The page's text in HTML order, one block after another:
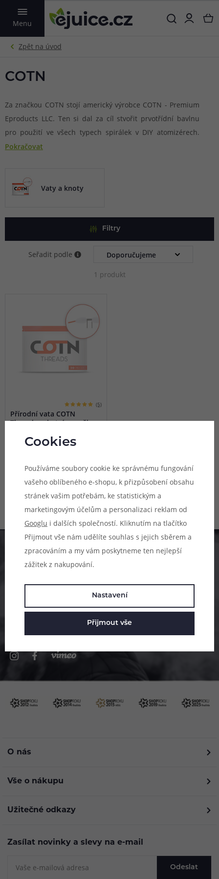
Menu
VYHLEDAT
COTN
Za značkou COTN stojí americký výrobce COTN - Premium
Eproducts LLC. Ten si dal za cíl stvořit prvotřídní bavlnu
pro použití ve všech typech spirálek v DIY atomizérech.
Produkty značky COTN vyniknou nejen naprostou čistotou
Pokračovat
Vaty a knoty
Filtry
Seřadit podle
1 produkt
(5)
Přírodní vata COTN
Threads - chytré proužky
koncovka s průměrem cca 2,5 -
vlastnosti, země původu USA,
balení 20 proužků.
Nedostupné na prodejnách
Pomůžeme vám s výběrem
info@ejuice.cz
O nás
Vše o nákupu
Užitečné odkazy
Zasílat novinky a slevy na e-mail
Odeslat
Cookies
Používáme soubory cookie ke správnému fungování
vašeho oblíbeného e-shopu, k přizpůsobení obsahu
stránek vašim potřebám, ke statistickým a
marketingovým účelům a personalizaci reklam od
Googlu i dalších společností. Kliknutím na tlačítko
Přijmout vše nám udělíte souhlas s jejich sběrem a
zpracováním a my vám poskytneme ten nejlepší
zážitek z nakupování.
Nastavení
Přijmout vše